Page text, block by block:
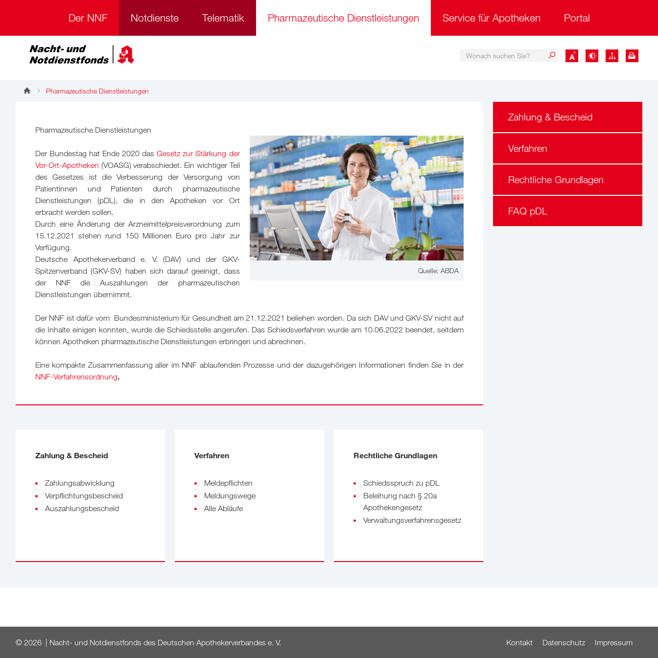
Der NNF Notdienste Telematik Pharmazeutische Dienstleistungen Service für Apotheken Portal
Wonach suchen Sie?
Pharmazeutische Dienstleistungen
Pharmazeutische Dienstleistungen
Quelle: ABDA
Der Bundestag hat Ende 2020 dasGesetz zur Stärkung der
Vor-Ort-Apotheken (VOASG) verabschiedet. Ein wichtiger Teil
des Gesetzes ist die Verbesserung der Versorgung von
Patientinnen und Patienten durch pharmazeutische
Dienstleistungen (pDL), die in den Apotheken vor Ort
erbracht werden sollen.
Durch eine Änderung der Arzneimittelpreisverordnung zum
15.12.2021 stehen rund 150 Millionen Euro pro Jahr zur
Verfügung.
Deutsche Apothekerverband e. V. (DAV) und der GKV-
Spitzenverband (GKV-SV) haben sich darauf geeinigt, dass
der NNF die Auszahlungen der pharmazeutischen
Dienstleistungen übernimmt.
Der NNF ist dafür vom Bundesministerium für Gesundheit am 21.12.2021 beliehen worden. Da sich DAV und GKV-SV nicht auf
die Inhalte einigen konnten, wurde die Schiedsstelle angerufen. Das Schiedsverfahren wurde am 10.06.2022 beendet, seitdem
können Apotheken pharmazeutische Dienstleistungen erbringen und abrechnen.
Eine kompakte Zusammenfassung aller im NNF ablaufenden Prozesse und der dazugehörigen Informationen finden Sie in der
NNF-Verfahrensordnung.
Zahlung & Bescheid
Zahlungsabwicklung
Verpflichtungsbescheid
Auszahlungsbescheid
Verfahren
Meldepflichten
Meldungswege
Alle Abläufe
Rechtliche Grundlagen
Schiedsspruch zu pDL
Beleihung nach § 20a
Apothekengesetz
Verwaltungsverfahrensgesetz
Zahlung & Bescheid
Verfahren
Rechtliche Grundlagen
FAQ pDL
© 2026 | Nacht- und Notdienstfonds des Deutschen Apothekerverbandes e. V. Kontakt Datenschutz Impressum